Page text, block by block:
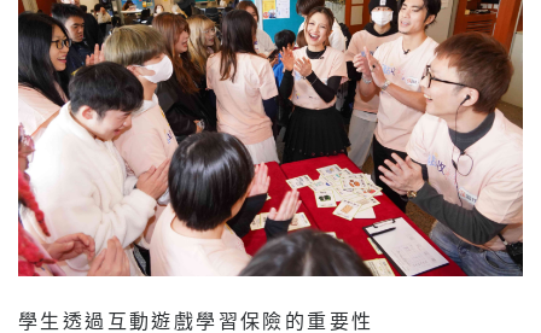
學生透過互動遊戲學習保險的重要性